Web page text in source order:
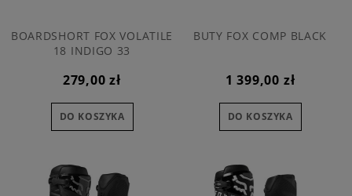
BOARDSHORT FOX VOLATILE
18 INDIGO 33
279,00 zł
DO KOSZYKA
BUTY FOX COMP BLACK
1 399,00 zł
DO KOSZYKA